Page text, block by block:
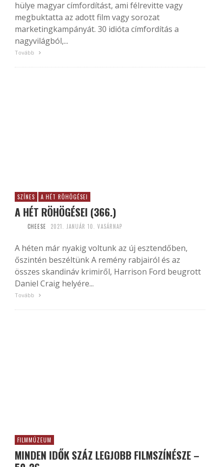
hülye magyar címfordítást, ami félrevitte vagy
megbuktatta az adott film vagy sorozat
marketingkampányát. 30 idióta címfordítás a
nagyvilágból,...
Tovább
SZÍNES A HÉT RÖHÖGÉSEI
A HÉT RÖHÖGÉSEI (366.)
CHEESE 2021. JANUÁR 10. VASÁRNAP
A héten már nyakig voltunk az új esztendőben,
őszintén beszéltünk A remény rabjairól és az
összes skandináv krimiről, Harrison Ford beugrott
Daniel Craig helyére...
Tovább
FILMMÚZEUM
MINDEN IDŐK SZÁZ LEGJOBB FILMSZÍNÉSZE –